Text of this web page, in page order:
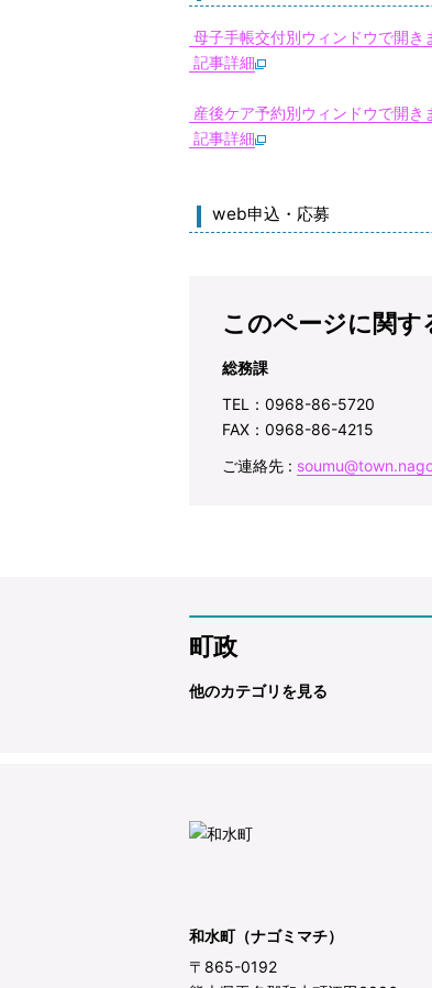
母子手帳交付別ウィンドウで開き
記事詳細
産後ケア予約別ウィンドウで開き
記事詳細
web申込・応募
このページに関す
総務課
TEL：0968-86-5720
FAX：0968-86-4215
ご連絡先 :
町政
他のカテゴリを見る
和水町（ナゴミマチ）
〒865-0192